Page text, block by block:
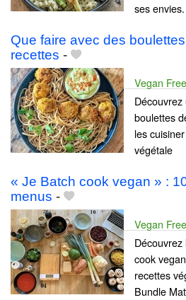
ses envies.
Que faire avec des
recettes -
Vegan
boulettes
les
végétale
« Je Batch cook vegan » :
menus -
Vegan
cook
recettes
Bundle